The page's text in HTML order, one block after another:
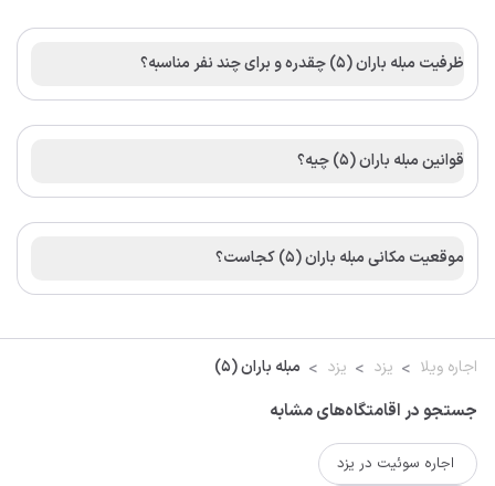
ظرفیت مبله باران (۵) چقدره و برای چند نفر مناسبه؟
قوانین مبله باران (۵) چیه؟
موقعیت مکانی مبله باران (۵) کجاست؟
اجاره ویلا یزد یزد مبله باران (۵)
جستجو در اقامتگاه‌های مشابه
اجاره سوئیت در یزد